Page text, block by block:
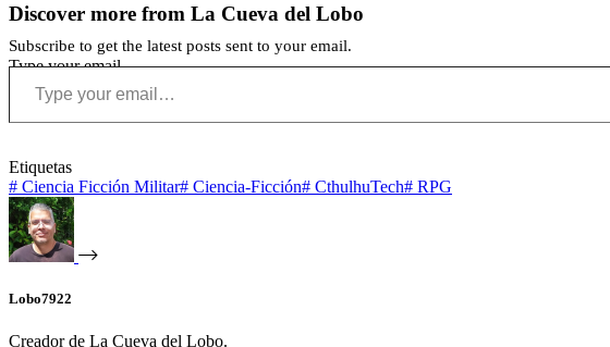
Discover more from La Cueva del Lobo
Subscribe to get the latest posts sent to your email.
Type your email…
Etiquetas
# Ciencia Ficción Militar# Ciencia-Ficción# CthulhuTech# RPG
Lobo7922
Creador de La Cueva del Lobo.